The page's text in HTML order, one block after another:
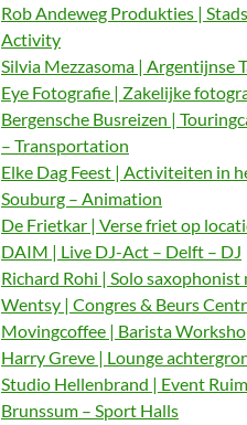
Rob Andeweg Produkties |
Activity
Silvia Mezzasoma | Argentijnse
Eye Fotografie | Zakelijke
Bergensche Busreizen |
– Transportation
Elke Dag Feest | Activiteiten in
Souburg – Animation
De Frietkar | Verse friet op
DAIM | Live DJ-Act – Delft – DJ
Richard Rohi | Solo
Wentsy | Congres & Beurs
Movingcoffee | Barista
Harry Greve | Lounge
Studio Hellenbrand | Event
Brunssum – Sport Halls